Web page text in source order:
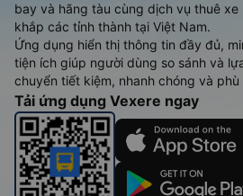
bay và hãng tàu cùng dịch vụ thuê xe
khắp các tỉnh thành tại Việt Nam.
Ứng dụng hiển thị thông tin đầy đủ,
tiện ích giúp người dùng so sánh và
chuyển tiết kiệm, nhanh chóng và phù
Tải ứng dụng Vexere ngay